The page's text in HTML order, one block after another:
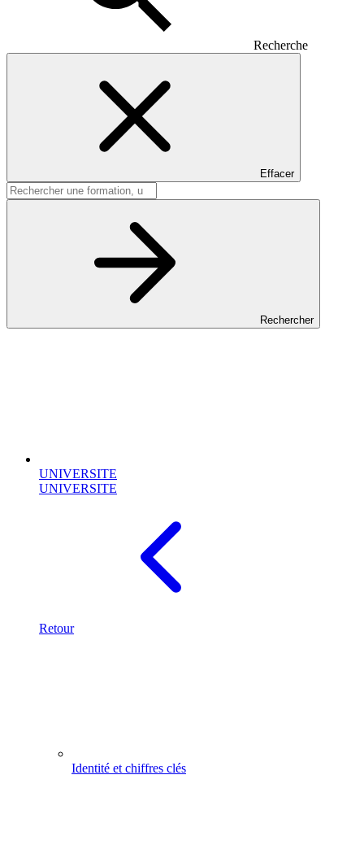
Recherche
Effacer
Rechercher
UNIVERSITE
UNIVERSITE
Retour
Identité et chiffres clés